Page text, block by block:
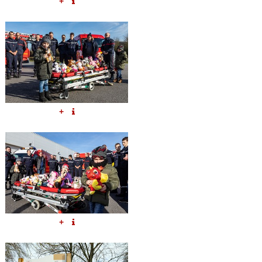
+
+